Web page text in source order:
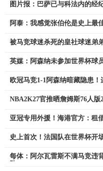
图片报：巴萨已与科法内的经
阿泰：我感觉张伯伦是史上最
被马竞球迷杀死的皇社球迷弟
英媒：阿森纳未参加世界杯球
欧冠马竞1-1阿森纳暗藏隐患
NBA2K27官推晒詹姆斯76人
亚冠专用外援！海港官方：租
史上首次！法国队在世界杯开
每体：阿尔瓦雷斯不满马竞违